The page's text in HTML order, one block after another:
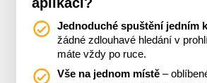
Jednoduché spuštění jedním
žádné zdlouhavé hledání v
máte vždy po ruce.
Vše na jednom místě –